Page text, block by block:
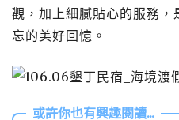
觀，加上細膩貼心的服務
忘的美好回憶。